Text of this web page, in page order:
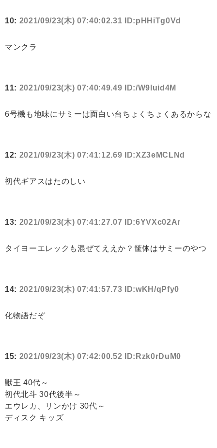
10: 2021/09/23(木) 07:40:02.31 ID:pHHiTg0Vd
マンクラ
11: 2021/09/23(木) 07:40:49.49 ID:/W9Iuid4M
6号機も地味にサミーは面白い台ちょくちょくあるからな
12: 2021/09/23(木) 07:41:12.69 ID:XZ3eMCLNd
初代ギアスはたのしい
13: 2021/09/23(木) 07:41:27.07 ID:6YVXc02Ar
タイヨーエレックも混ぜてええか？筐体はサミーのやつ
14: 2021/09/23(木) 07:41:57.73 ID:wKH/qPfy0
化物語だぞ
15: 2021/09/23(木) 07:42:00.52 ID:Rzk0rDuM0
獣王 40代～
初代北斗 30代後半～
エウレカ、リンかけ 30代～
ディスク キッズ